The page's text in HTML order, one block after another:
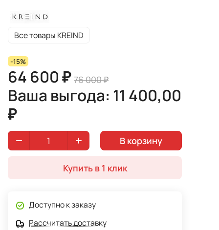
Все товары KREIND
-15%
64 600 ₽ 76 000 ₽
Ваша выгода: 11 400,00
₽
В корзину
Купить в 1 клик
Доступно к заказу
Рассчитать доставку